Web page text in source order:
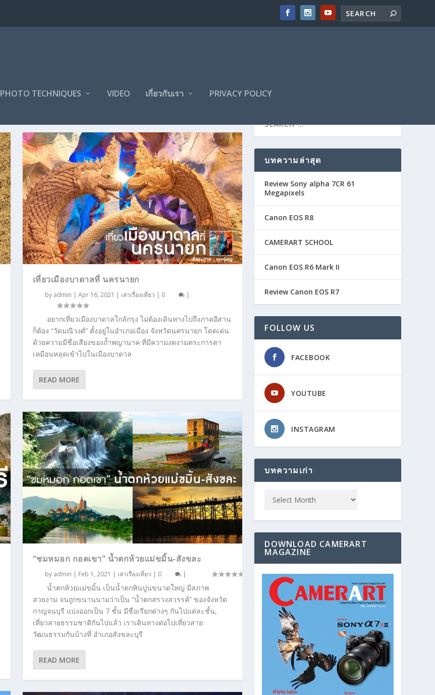
PHOTO TECHNIQUES VIDEO เกี่ยวกับเรา PRIVACY POLICY
เที่ยวเมืองบาดาลที่ นครนายก
by admin | Apr 16, 2021 | เล่าเรื่องเที่ยว | 0 |
อยากเที่ยวเมืองบาดาลใกล้กรุง ไม่ต้องเดินทางไปถึงภาคอีสาน
ก็ต้อง “วัดมณีวงศ์” ตั้งอยู่ในอำเภอเมือง จังหวัดนครนายก โดดเด่น
ด้วยความมีชื่อเสียงของถ้ำพญานาค ที่มีความงดงามตระการตา
เหมือนหลุดเข้าไปในเมืองบาดาล
READ MORE
“ชมหมอก กอดเขา” น้ำตกห้วยแม่ขมิ้น-สังขละ
by admin | Feb 1, 2021 | เล่าเรื่องเที่ยว | 0 |
น้ำตกห้วยแม่ขมิ้น เป็นน้ำตกหินปูนขนาดใหญ่ มีสภาพ
สวยงาม จนถูกขนานนามว่าเป็น “น้ำตกสรวงสวรรค์” ของจังหวัด
กาญจนบุรี แบ่งออกเป็น 7 ชั้น มีชื่อเรียกต่างๆ กันไปแต่ละชั้น,
เที่ยวสายธรรมชาติกันไปแล้ว เราเดินทางต่อไปเที่ยวสาย
วัฒนธรรมกันบ้างที่ อำเภอสังขละบุรี
READ MORE
บทความล่าสุด
Review Sony alpha 7CR 61
Megapixels
Canon EOS R8
CAMERART SCHOOL
Canon EOS R6 Mark II
Review Canon EOS R7
FOLLOW US
FACEBOOK
YOUTUBE
INSTAGRAM
บทความเก่า
DOWNLOAD CAMERART
MAGAZINE